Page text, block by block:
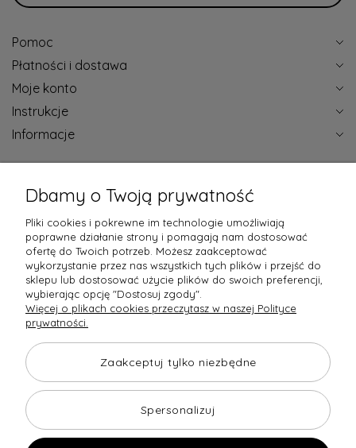
Pomoc
Płatności i dostawa
Moje konto
Instrukcje
Informacje
Raty obsługują
Towary dostarczają Opinie
Dbamy o Twoją prywatność
Pliki cookies i pokrewne im technologie umożliwiają
poprawne działanie strony i pomagają nam dostosować
ofertę do Twoich potrzeb. Możesz zaakceptować
wykorzystanie przez nas wszystkich tych plików i przejść do
sklepu lub dostosować użycie plików do swoich preferencji,
wybierając opcję "Dostosuj zgody".
Więcej o plikach cookies przeczytasz w naszej Polityce
prywatności.
Zaakceptuj tylko niezbędne
Spersonalizuj